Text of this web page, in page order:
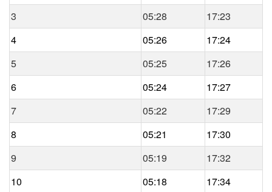
3
05:28
17:23
4
05:26
17:24
5
05:25
17:26
6
05:24
17:27
7
05:22
17:29
8
05:21
17:30
9
05:19
17:32
10
05:18
17:34